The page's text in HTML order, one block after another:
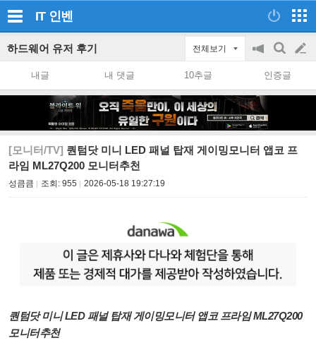
IT 인벤
하드웨어 유저 후기 전체보기
공
on/off
검
색
글
쓰
내글 내 댓글 10추글 인증글
[모니터/TV] 퀀텀닷 미니 LED 패널 탑재 게이밍모니터 앱코 프
라임 ML27Q200 모니터추천
성큼큼 조회: 955 2026-05-18 19:27:19
퀀텀닷 미니 LED 패널 탑재 게이밍모니터 앱코 프라임 ML27Q200
모니터추천